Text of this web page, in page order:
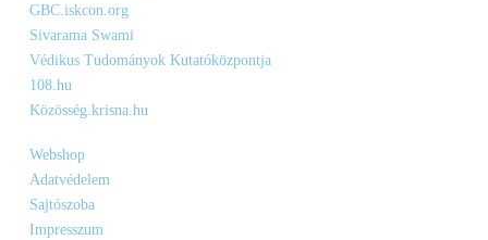
GBC.iskcon.org
Sivarama Swami
Védikus Tudományok Kutatóközpontja
108.hu
Közösség.krisna.hu
Webshop
Adatvédelem
Sajtószoba
Impresszum